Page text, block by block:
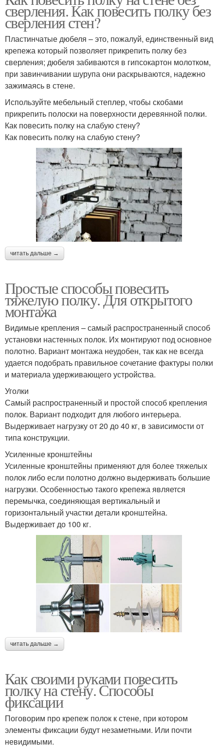
сверления. Как повесить полку без
сверления стен?
Пластинчатые дюбеля – это, пожалуй, единственный вид
крепежа который позволяет прикрепить полку без
сверления; дюбеля забиваются в гипсокартон молотком,
при завинчивании шурупа они раскрываются, надежно
зажимаясь в стене.
Используйте мебельный степлер, чтобы скобами
прикрепить полоски на поверхности деревянной полки.
Как повесить полку на слабую стену?
Как повесить полку на слабую стену?
читать дальше →
Простые способы повесить
тяжелую полку. Для открытого
монтажа
Видимые крепления – самый распространенный способ
установки настенных полок. Их монтируют под основное
полотно. Вариант монтажа неудобен, так как не всегда
удается подобрать правильное сочетание фактуры полки
и материала удерживающего устройства.
Уголки
Самый распространенный и простой способ крепления
полок. Вариант подходит для любого интерьера.
Выдерживает нагрузку от 20 до 40 кг, в зависимости от
типа конструкции.
Усиленные кронштейны
Усиленные кронштейны применяют для более тяжелых
полок либо если полотно должно выдерживать большие
нагрузки. Особенностью такого крепежа является
перемычка, соединяющая вертикальный и
горизонтальный участки детали кронштейна.
Выдерживает до 100 кг.
читать дальше →
Как своими руками повесить
полку на стену. Способы
фиксации
Поговорим про крепеж полок к стене, при котором
элементы фиксации будут незаметными. Или почти
невидимыми.